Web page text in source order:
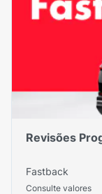
Revisões
Fastback
Consulte valores